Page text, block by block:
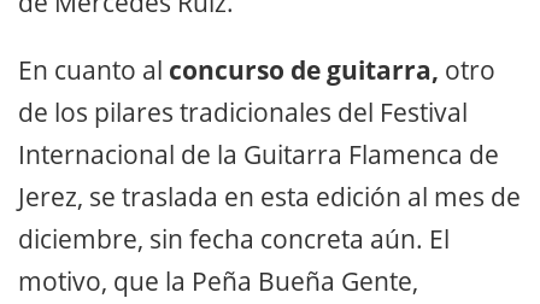
En cuanto al concurso de guitarra, otro
de los pilares tradicionales del Festival
Internacional de la Guitarra Flamenca de
Jerez, se traslada en esta edición al mes de
diciembre, sin fecha concreta aún. El
motivo, que la Peña Bueña Gente,